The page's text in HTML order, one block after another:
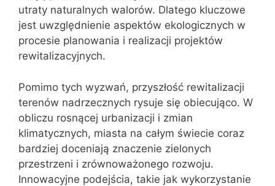
utraty naturalnych walorów. Dlatego kluczowe
jest uwzględnienie aspektów ekologicznych w
procesie planowania i realizacji projektów
rewitalizacyjnych.
Pomimo tych wyzwań, przyszłość rewitalizacji
terenów nadrzecznych rysuje się obiecująco. W
obliczu rosnącej urbanizacji i zmian
klimatycznych, miasta na całym świecie coraz
bardziej doceniają znaczenie zielonych
przestrzeni i zrównoważonego rozwoju.
Innowacyjne podejścia, takie jak wykorzystanie